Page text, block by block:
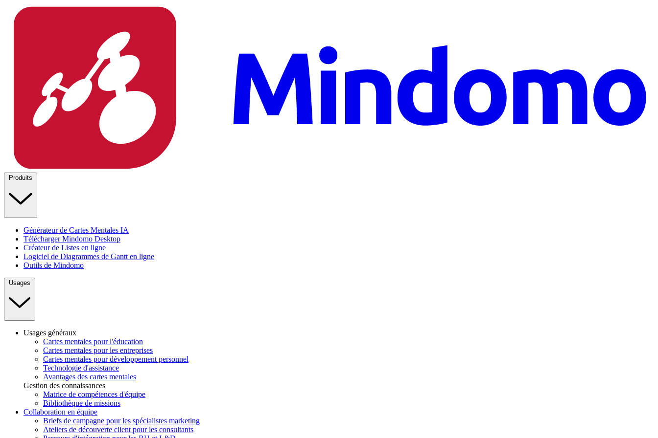
Produits
Générateur de Cartes Mentales IA
Télécharger Mindomo Desktop
Créateur de Listes en ligne
Logiciel de Diagrammes de Gantt en ligne
Outils de Mindomo
Usages
Usages généraux
Cartes mentales pour l'éducation
Cartes mentales pour les entreprises
Cartes mentales pour développement personnel
Technologie d'assistance
Avantages des cartes mentales
Gestion des connaissances
Matrice de compétences d'équipe
Bibliothèque de missions
Collaboration en équipe
Briefs de campagne pour les spécialistes marketing
Ateliers de découverte client pour les consultants